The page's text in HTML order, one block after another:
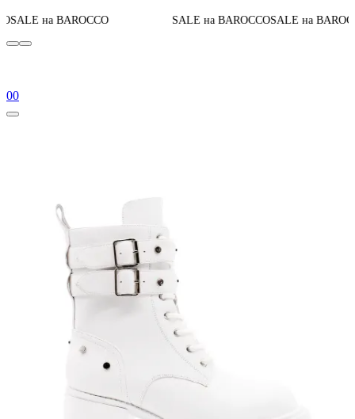
SALE на BAROCCOSALE на BAROCCOДо конца
00